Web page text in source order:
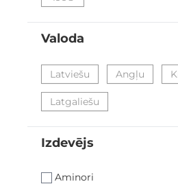
Valoda
Latviešu
Angļu
Latgaliešu
Izdevējs
Aminori